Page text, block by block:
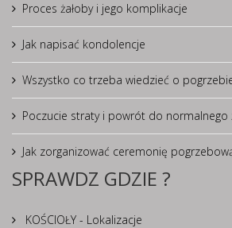
Proces żałoby i jego komplikacje
Jak napisać kondolencje
Wszystko co trzeba wiedzieć o
Poczucie straty i powrót do normalnego
Jak zorganizować ceremonię
SPRAWDZ GDZIE ?
KOŚCIOŁY - Lokalizacje